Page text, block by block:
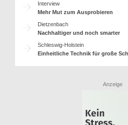
Interview
Mehr Mut zum Ausprobieren
Dietzenbach
Nachhaltiger und noch smarter
Schleswig-Holstein
Einheitliche Technik für große
Anzeige